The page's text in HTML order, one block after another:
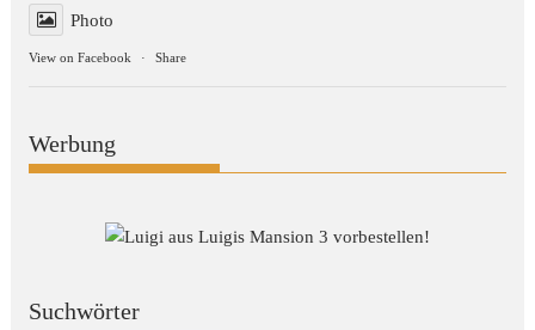
Photo
View on Facebook · Share
Werbung
Suchwörter